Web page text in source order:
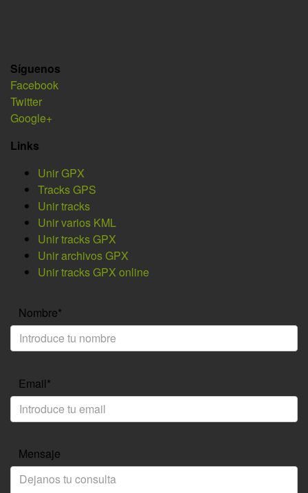
Síguenos
Facebook
Twitter
Google+
Links
Unir GPX
Tracks GPS
Unir tracks
Unir varios KML
Unir tracks GPX
Unir archivos GPX
Unir tracks GPX online
Nombre*
Email*
Mensaje